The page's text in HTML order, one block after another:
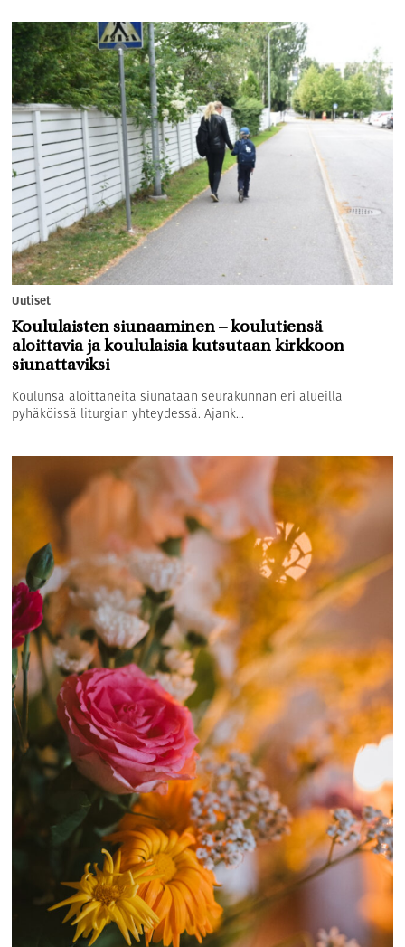
Uutiset
Koululaisten siunaaminen – koulutiensä
aloittavia ja koululaisia kutsutaan kirkkoon
siunattaviksi
Koulunsa aloittaneita siunataan seurakunnan eri alueilla
pyhäköissä liturgian yhteydessä. Ajank...